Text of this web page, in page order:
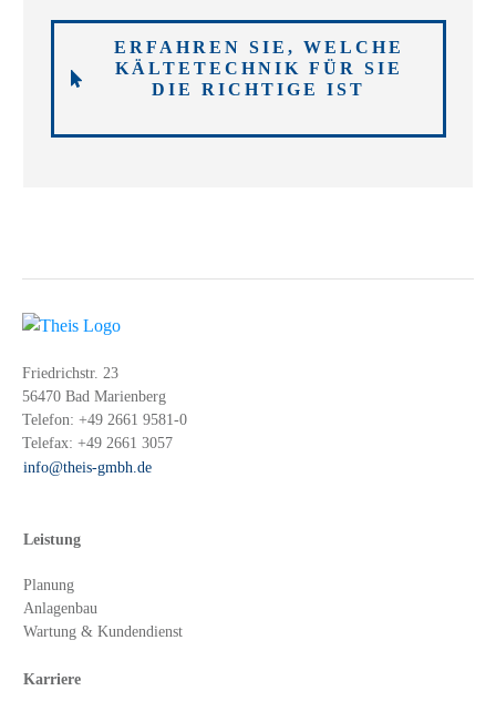
ERFAHREN SIE, WELCHE
KÄLTETECHNIK FÜR SIE
DIE RICHTIGE IST
Friedrichstr. 23
56470 Bad Marienberg
Telefon: +49 2661 9581-0
Telefax: +49 2661 3057
info@theis-gmbh.de
Leistung
Planung
Anlagenbau
Wartung & Kundendienst
Karriere